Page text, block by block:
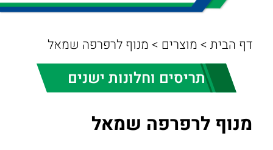
דף הבית>מוצרים >מנוף לרפרפה שמאל
תריסים וחלונות ישנים
מנוף לרפרפה שמאל